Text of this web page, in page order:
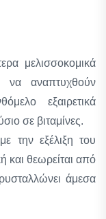
μελισσοκομικά
να αναπτυχθούν
εξαιρετικά
σε βιταμίνες.
την εξέλιξη του
και θεωρείται από
άμεσα